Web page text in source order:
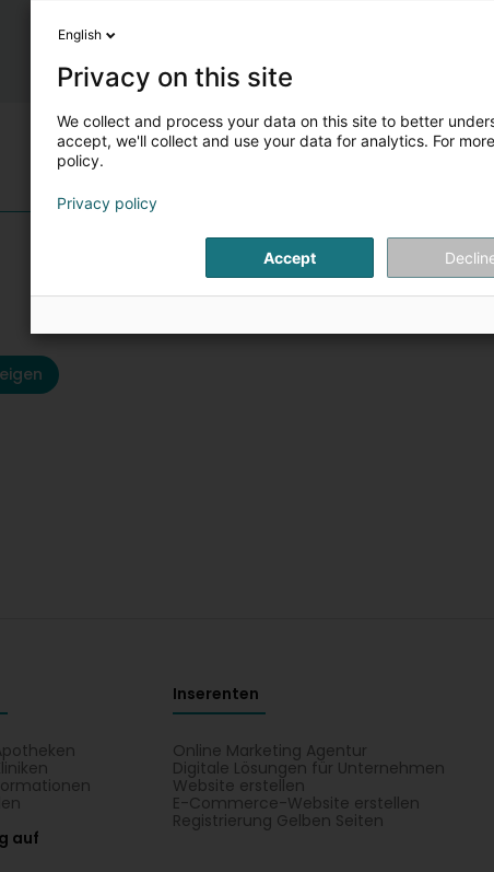
Inserenten
Online Marketing Agentur
Digitale Lösungen für Unternehmen
Website erstellen
E-Commerce-Website erstellen
Registrierung Gelben Seiten
auf
English
Privacy on this site
We collect and process your data on this site to better
accept, we'll collect and use your data for analytics. For
policy.
Privacy policy
Accept